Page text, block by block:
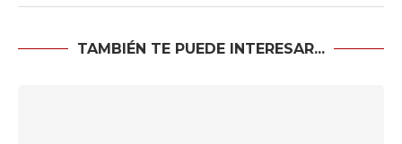
TAMBIÉN TE PUEDE INTERESAR...